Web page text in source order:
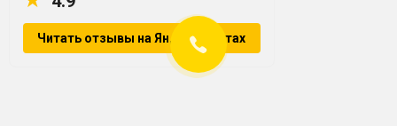
Читать отзывы на Яндекс.Картах